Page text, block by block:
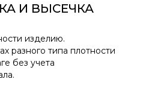
И ВЫСЕЧКА
изделию.
разного типа плотности
без учета